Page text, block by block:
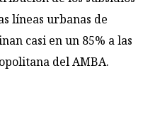
líneas urbanas de
casi en un 85% a las
del AMBA.